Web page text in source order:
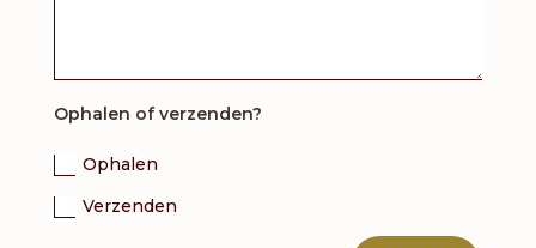
Ophalen of verzenden?
Ophalen
Verzenden